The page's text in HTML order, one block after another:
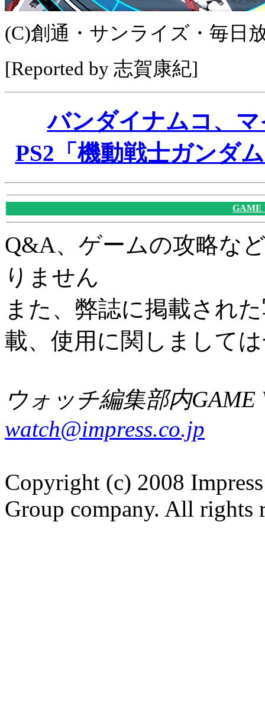
(C)創通・サンライズ・毎日
[Reported by 志賀康紀]
バンダイナムコ、
PS2「機動戦士ガンダ
GAME
Q&A、ゲームの攻略な
りません
また、弊誌に掲載され
載、使用に関しまして
ウォッチ編集部内GAME
watch@impress.co.jp
Copyright (c) 2008
Group company. All rights